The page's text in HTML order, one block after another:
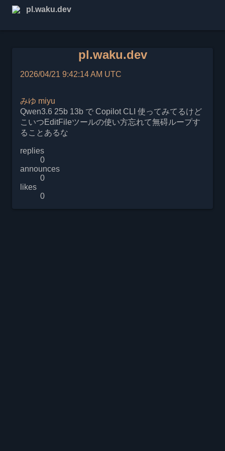
pl.waku.dev
pl.waku.dev
2026/04/21 9:42:14 AM UTC
みゆ miyu
Qwen3.6 25b 13b で Copilot CLI 使ってみてるけど
こいつEditFileツールの使い方忘れて無碍ループす
ることあるな
replies
0
announces
0
likes
0